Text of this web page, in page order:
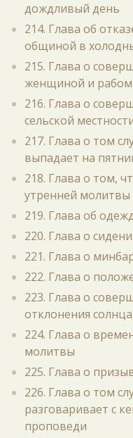
дождливый день
214. Глава об
общиной в
215. Глава о
женщиной и рабом
216. Глава о
сельской
217. Глава о том
выпадает на
218. Глава о том,
утренней
219. Глава об
220. Глава о
221. Глава о
222. Глава о
223. Глава о
отклонения
224. Глава о
молитвы
225. Глава о
226. Глава о том
разговаривает с
проповеди